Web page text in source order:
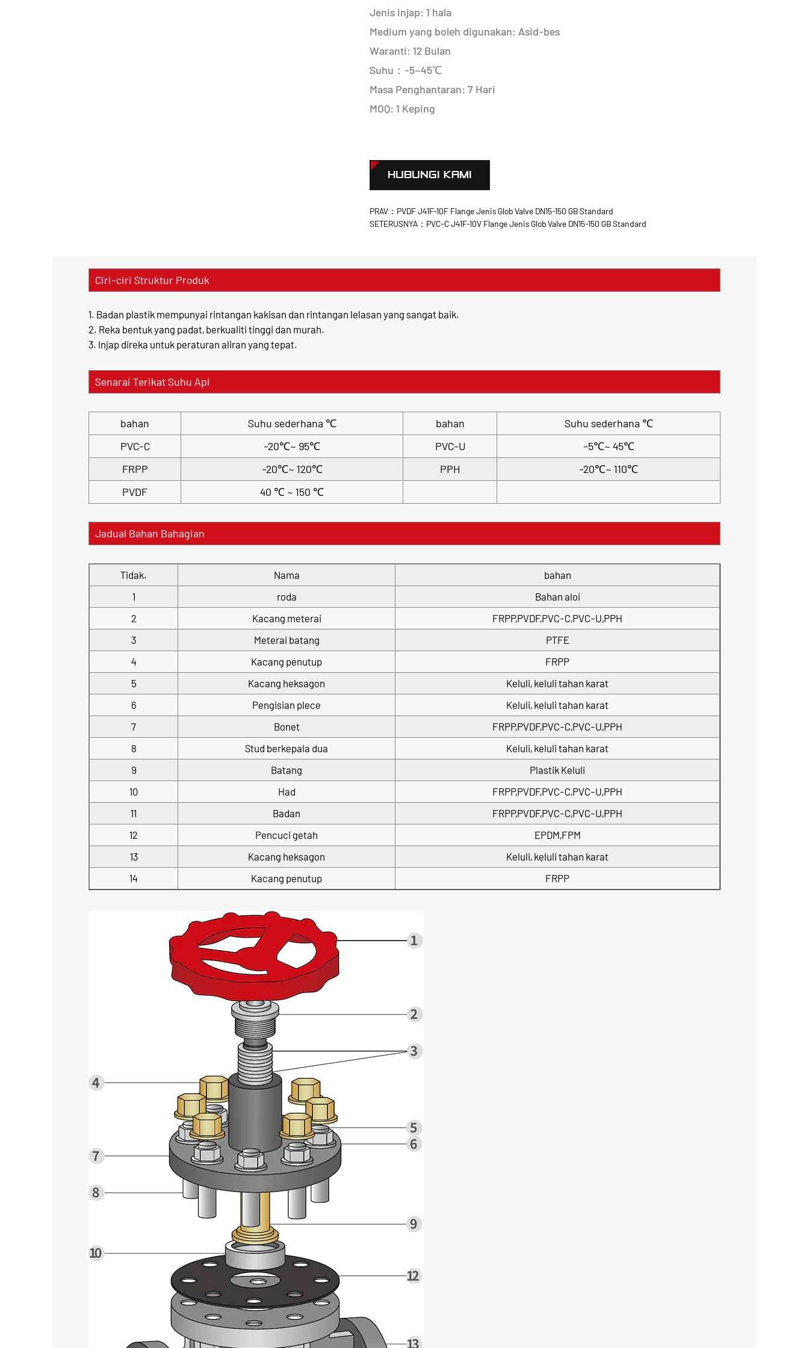
Jenis injap: 1 hala
Medium yang boleh digunakan: Asid-bes
Waranti: 12 Bulan
Suhu：-5~45℃
Masa Penghantaran: 7 Hari
MOQ: 1 Keping
HUBUNGI KAMI
PRAV：PVDF J41F-10F Flange Jenis Glob Valve DN15-150 GB Standard
SETERUSNYA：PVC-C J41F-10V Flange Jenis Glob Valve DN15-150 GB Standard
Ciri-ciri Struktur Produk
1. Badan plastik mempunyai rintangan kakisan dan rintangan lelasan yang sangat baik.
2. Reka bentuk yang padat, berkualiti tinggi dan murah.
3. Injap direka untuk peraturan aliran yang tepat.
Senarai Terikat Suhu Apl
bahan Suhu sederhana ℃ bahan
Suhu sederhana ℃
PVC-C
-20℃~ 95℃ PVC-U
-5℃~ 45℃
FRPP
-20℃~ 120℃ PPH
-20℃~ 110℃
PVDF
40 ℃ ~ 150 ℃
Jadual Bahan Bahagian
Tidak. Nama
bahan
1
roda
Bahan aloi
2
Kacang meterai
FRPP,PVDF,PVC-C,PVC-U,PPH
3
Meterai batang
PTFE
4
Kacang penutup
FRPP
5
Kacang heksagon
Keluli, keluli tahan karat
6
Pengisian plece
Keluli, keluli tahan karat
7
Bonet
FRPP,PVDF,PVC-C,PVC-U,PPH
8
Stud berkepala dua
Keluli, keluli tahan karat
9
Batang
Plastik Keluli
10
Had
FRPP,PVDF,PVC-C,PVC-U,PPH
11
Badan
FRPP,PVDF,PVC-C,PVC-U,PPH
12
Pencuci getah
EPDM,FPM
13
Kacang heksagon
Keluli, keluli tahan karat
14
Kacang penutup FRPP